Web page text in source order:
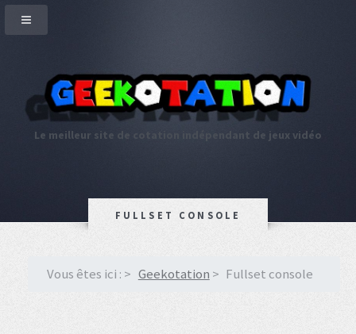
Le meilleur site de cotation indépendant de jeux vidéo
FULLSET CONSOLE
Vous êtes ici : Geekotation Fullset console